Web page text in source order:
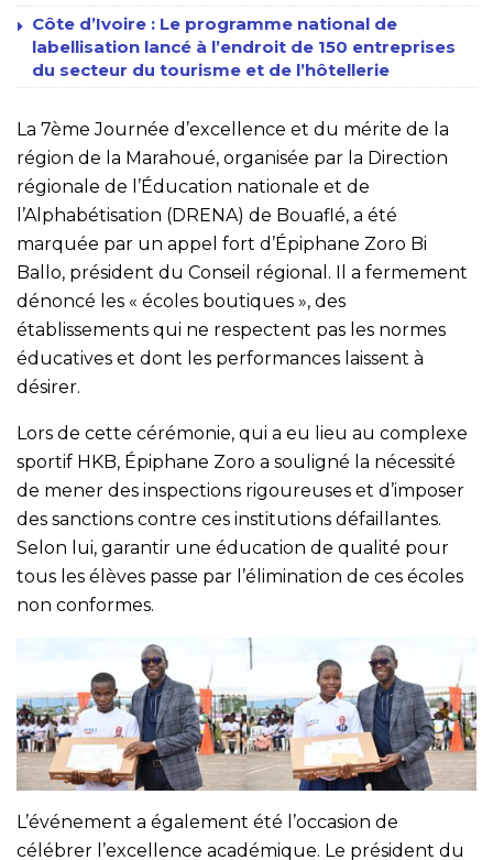
Côte d’Ivoire : Le programme national de
labellisation lancé à l’endroit de 150 entreprises
du secteur du tourisme et de l’hôtellerie
La 7ème Journée d’excellence et du mérite de la
région de la Marahoué, organisée par la Direction
régionale de l’Éducation nationale et de
l’Alphabétisation (DRENA) de Bouaflé, a été
marquée par un appel fort d’Épiphane Zoro Bi
Ballo, président du Conseil régional. Il a fermement
dénoncé les « écoles boutiques », des
établissements qui ne respectent pas les normes
éducatives et dont les performances laissent à
désirer.
Lors de cette cérémonie, qui a eu lieu au complexe
sportif HKB, Épiphane Zoro a souligné la nécessité
de mener des inspections rigoureuses et d’imposer
des sanctions contre ces institutions défaillantes.
Selon lui, garantir une éducation de qualité pour
tous les élèves passe par l’élimination de ces écoles
non conformes.
L’événement a également été l’occasion de
célébrer l’excellence académique. Le président du